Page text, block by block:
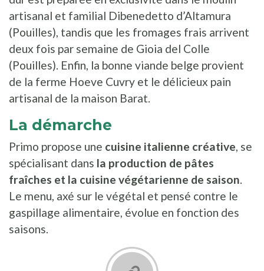
artisanal et familial Dibenedetto d’Altamura
(Pouilles), tandis que les fromages frais arrivent
deux fois par semaine de Gioia del Colle
(Pouilles). Enfin, la bonne viande belge provient
de la ferme Hoeve Cuvry et le délicieux pain
artisanal de la maison Barat.
La démarche
Primo propose une cuisine italienne créative, se
spécialisant dans la production de pâtes
fraîches et la cuisine végétarienne de saison.
Le menu, axé sur le végétal et pensé contre le
gaspillage alimentaire, évolue en fonction des
saisons.